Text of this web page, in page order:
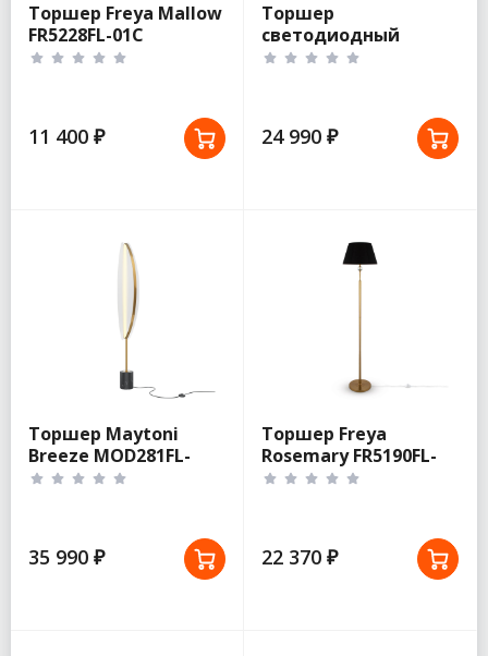
Торшер Freya Mallow
FR5228FL-01C
11 400 ₽
Торшер
светодиодный
Maytoni Eclipse
24 990 ₽
Торшер Maytoni
Breeze MOD281FL-
L33BS3K
35 990 ₽
Торшер Freya
Rosemary FR5190FL-
01BS
22 370 ₽